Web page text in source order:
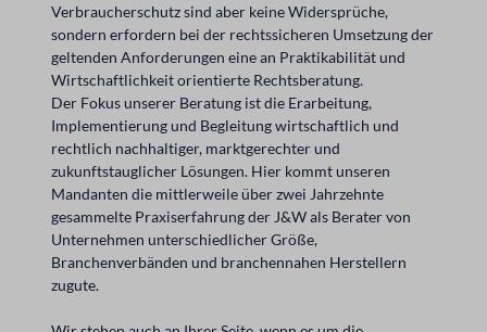
Verbraucherschutz sind aber keine Widersprüche,
sondern erfordern bei der rechtssicheren Umsetzung der
geltenden Anforderungen eine an Praktikabilität und
Wirtschaftlichkeit orientierte Rechtsberatung.
Der Fokus unserer Beratung ist die Erarbeitung,
Implementierung und Begleitung wirtschaftlich und
rechtlich nachhaltiger, marktgerechter und
zukunftstauglicher Lösungen. Hier kommt unseren
Mandanten die mittlerweile über zwei Jahrzehnte
gesammelte Praxiserfahrung der J&W als Berater von
Unternehmen unterschiedlicher Größe,
Branchenverbänden und branchennahen Herstellern
zugute.